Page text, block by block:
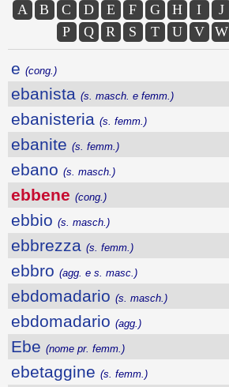
A B C D E F G H I J
P
Q R S T U V W
e (cong.)
ebanista (s. masch. e femm.)
ebanisteria (s. femm.)
ebanite (s. femm.)
ebano (s. masch.)
ebbene (cong.)
ebbio (s. masch.)
ebbrezza (s. femm.)
ebbro (agg. e s. masc.)
ebdomadario (s. masch.)
ebdomadario (agg.)
Ebe (nome pr. femm.)
ebetaggine (s. femm.)